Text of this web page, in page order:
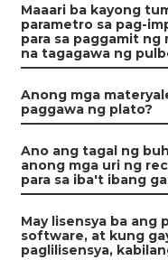
Maaari ba kayong
parametro sa pag-
para sa paggamit ng
na tagagawa ng
Anong mga
paggawa ng plato?
Ano ang tagal ng
anong mga uri ng
para sa iba't ibang
May lisensya ba ang
software, at kung
paglilisensya,